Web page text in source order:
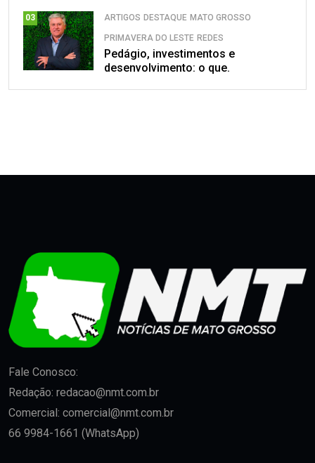
03 ARTIGOS DESTAQUE MATO GROSSO
PRIMAVERA DO LESTE REDES
Pedágio, investimentos e
desenvolvimento: o que.
Fale Conosco:
Redação: redacao@nmt.com.br
Comercial: comercial@nmt.com.br
66 9984-1661 (WhatsApp)